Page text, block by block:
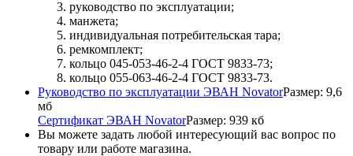
руководство по эксплуатации;
манжета;
индивидуальная потребительская тара;
ремкомплект;
кольцо 045-053-46-2-4 ГОСТ 9833-73;
кольцо 055-063-46-2-4 ГОСТ 9833-73.
Руководство по эксплуатации ЭВАН NovatorРазмер: 9,6
мб
Сертификат ЭВАН NovatorРазмер: 939 кб
Вы можете задать любой интересующий вас вопрос по
товару или работе магазина.